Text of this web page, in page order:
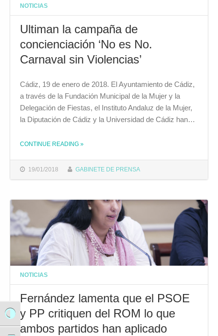
Alternar alto contraste
NOTICIAS
Ultiman la campaña de
concienciación ‘No es No.
Carnaval sin Violencias’
19/01/2018 GABINETE DE PRENSA
Cádiz, 19 de enero de 2018. El Ayuntamiento de Cádiz,
a través de la Fundación Municipal de la Mujer y la
Delegación de Fiestas, el Instituto Andaluz de la Mujer,
la Diputación de Cádiz y la Universidad de Cádiz han…
CONTINUE READING THE "ULTIMAN LA CAMPAÑA DE CONCIENCIACIÓN ‘NO ES NO. CARNAVAL SIN VIOLENCIAS’"
»
NOTICIAS
Fernández lamenta que el PSOE
y PP critiquen del ROM lo que
ambos partidos han aplicado